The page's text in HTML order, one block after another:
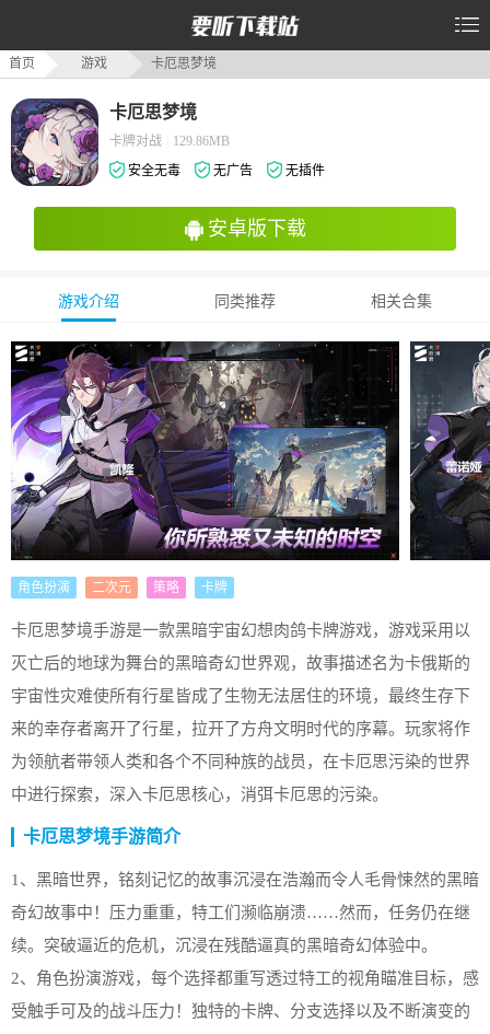
首页 游戏 卡厄思梦境
卡厄思梦境
卡牌对战
129.86MB
安全无毒
无广告 无插件
安卓版下载
游戏介绍 同类推荐 相关合集
角色扮演 二次元 策略 卡牌
卡厄思梦境手游是一款黑暗宇宙幻想肉鸽卡牌游戏，游戏采用以
灭亡后的地球为舞台的黑暗奇幻世界观，故事描述名为卡俄斯的
宇宙性灾难使所有行星皆成了生物无法居住的环境，最终生存下
来的幸存者离开了行星，拉开了方舟文明时代的序幕。玩家将作
为领航者带领人类和各个不同种族的战员，在卡厄思污染的世界
中进行探索，深入卡厄思核心，消弭卡厄思的污染。
卡厄思梦境手游简介
1、黑暗世界，铭刻记忆的故事沉浸在浩瀚而令人毛骨悚然的黑暗
奇幻故事中！压力重重，特工们濒临崩溃……然而，任务仍在继
续。突破逼近的危机，沉浸在残酷逼真的黑暗奇幻体验中。
2、角色扮演游戏，每个选择都重写透过特工的视角瞄准目标，感
受触手可及的战斗压力！独特的卡牌、分支选择以及不断演变的